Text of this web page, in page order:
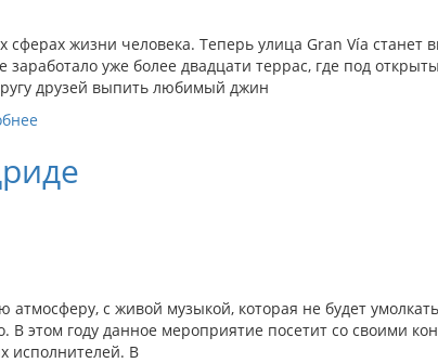
жизни человека. Теперь улица Gran Vía станет
уже более двадцати террас, где под
друзей выпить любимый джин
с живой музыкой, которая не будет
этом году данное мероприятие посетит со своими
исполнителей. В